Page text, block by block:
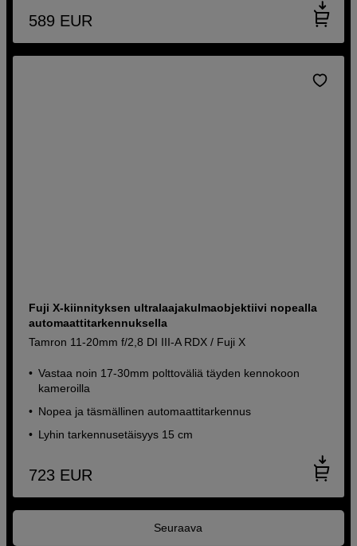
589 EUR
Fuji X-kiinnityksen ultralaajakulmaobjektiivi nopealla
automaattitarkennuksella
Tamron 11-20mm f/2,8 DI III-A RDX / Fuji X
Vastaa noin 17-30mm polttoväliä täyden kennokoon
kameroilla
Nopea ja täsmällinen automaattitarkennus
Lyhin tarkennusetäisyys 15 cm
723 EUR
Seuraava